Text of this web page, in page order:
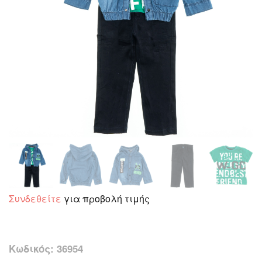
Συνδεθείτε για προβολή τιμής
Κωδικός: 36954